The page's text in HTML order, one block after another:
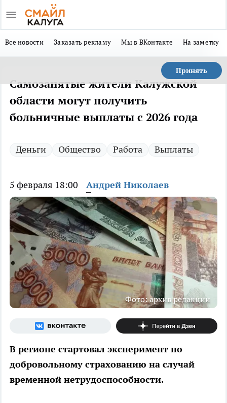
Все новости Заказать рекламу Мы в ВКонтакте На заметку
Принять
Самозанятые жители Калужской
области могут получить
больничные выплаты с 2026 года
Деньги Общество Работа Выплаты
5 февраля 18:00 Андрей Николаев
Фото: архив редакции
В регионе стартовал эксперимент по
добровольному страхованию на случай
временной нетрудоспособности.